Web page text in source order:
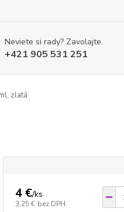
Neviete si rady? Zavolajte.
+421 905 531 251
zlatá
4 €/ks
3,25 € bez DPH